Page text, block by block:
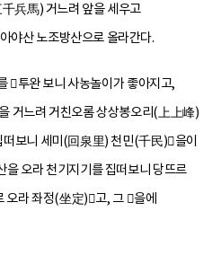
兵馬) 거느려 앞을 세우고
야산 노조방산으로 올라간다.
투완 보니 사농놀이가 좋아지고,
거느려 거친오롬 상상봉오리(上上峰)
보니 세미(回泉里) 천민(千民)을이
오라 천기지기를 집떠보니 당뜨르
오라 좌정(坐定)고, 그 을에